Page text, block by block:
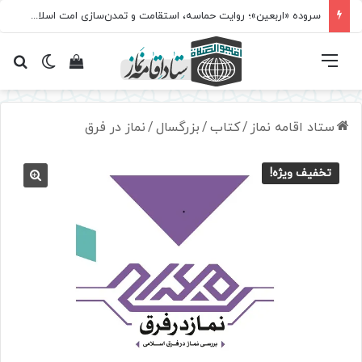
سروده‌ «اربعین»؛ روایت حماسه، استقامت و تمدن‌سازی امت اسلامی
تغییرمشاهده فهرست
ستاد اقامه نماز /کتاب/بزرگسال/نماز در فرق
تخفیف ویژه!